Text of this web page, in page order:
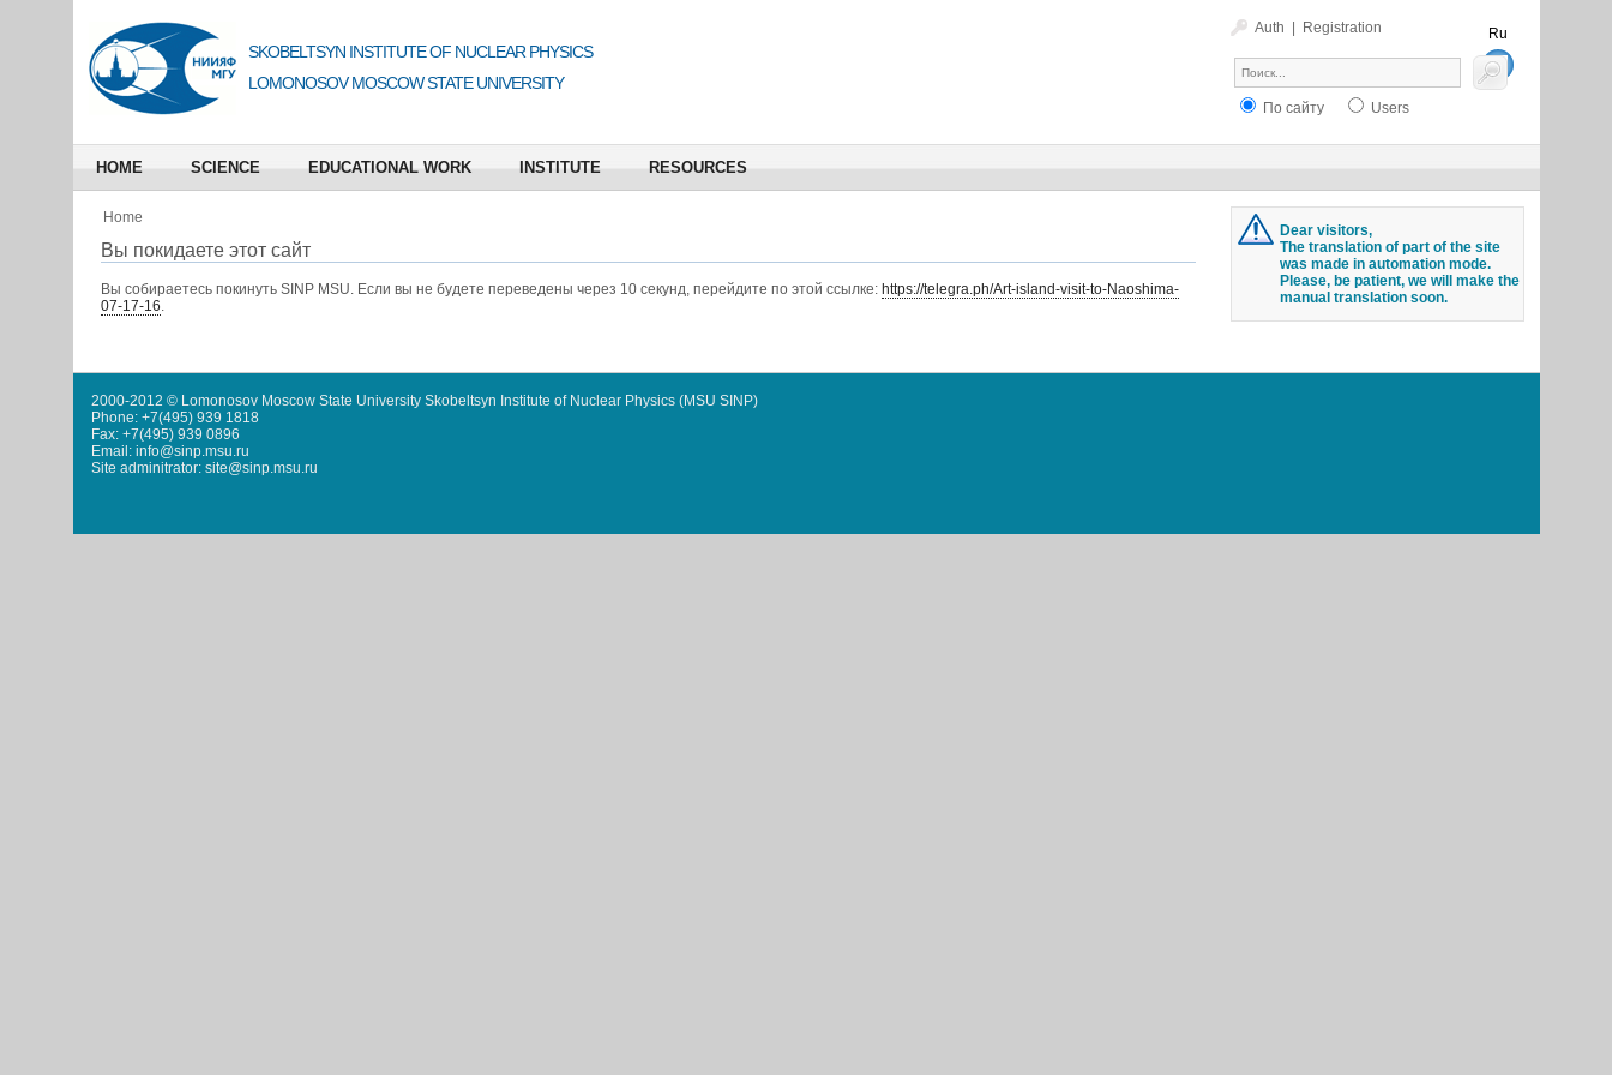
Auth Registration
Ru
En
SKOBELTSYN INSTITUTE OF NUCLEAR PHYSICS
LOMONOSOV MOSCOW STATE UNIVERSITY
По сайту Users
HOME SCIENCE EDUCATIONAL WORK INSTITUTE RESOURCES
Home
Вы покидаете этот сайт
Вы собираетесь покинуть SINP MSU. Если вы не будете переведены через 10 секунд, перейдите по этой ссылке: https://telegra.ph/Art-island-visit-to-Naoshima-
07-17-16.
Dear visitors,
The translation of part of the site
was made in automation mode.
Please, be patient, we will make the
manual translation soon.
2000-2012 © Lomonosov Moscow State University Skobeltsyn Institute of Nuclear Physics (MSU SINP)
Phone: +7(495) 939 1818
Fax: +7(495) 939 0896
Email: info@sinp.msu.ru
Site adminitrator: site@sinp.msu.ru